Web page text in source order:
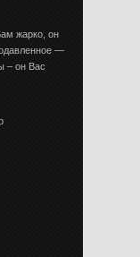
жарко, он
—
– он Вас